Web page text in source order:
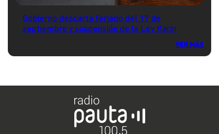
Gobierno descarta feriado del 17 de
septiembre y suspensión de la Ley Karin
VER MÁS